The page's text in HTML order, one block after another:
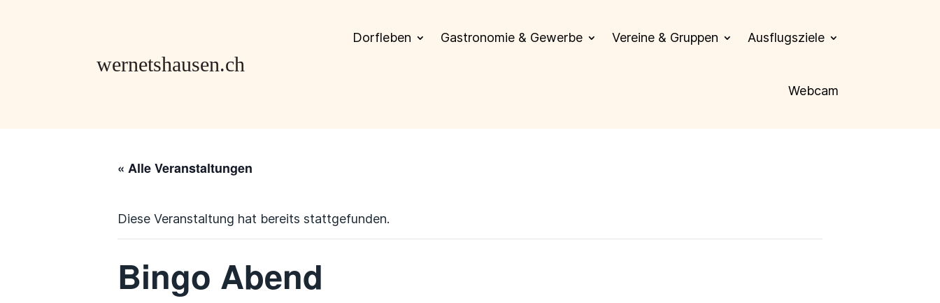
Dorfleben Gastronomie & Gewerbe Vereine & Gruppen Ausflugsziele
Webcam
« Alle Veranstaltungen
Diese Veranstaltung hat bereits stattgefunden.
Bingo Abend